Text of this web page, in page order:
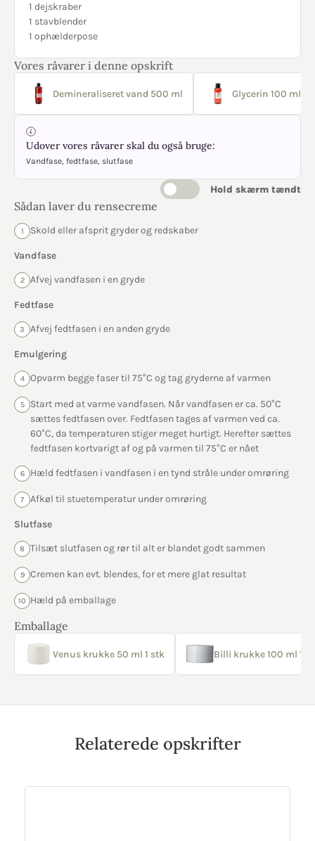
1 dejskraber
1 stavblender
1 ophælderpose
Vores råvarer i denne opskrift
Demineraliseret vand 500 ml Glycerin 100 ml
Udover vores råvarer skal du også bruge:
Vandfase, fedtfase, slutfase
Hold skærm tændt
Sådan laver du rensecreme
1 Skold eller afsprit gryder og redskaber
Vandfase
2 Afvej vandfasen i en gryde
Fedtfase
3 Afvej fedtfasen i en anden gryde
Emulgering
4 Opvarm begge faser til 75°C og tag gryderne af varmen
5
Start med at varme vandfasen. Når vandfasen er ca. 50°C
sættes fedtfasen over. Fedtfasen tages af varmen ved ca.
60°C, da temperaturen stiger meget hurtigt. Herefter sættes
fedtfasen kortvarigt af og på varmen til 75°C er nået
6 Hæld fedtfasen i vandfasen i en tynd stråle under omrøring
7 Afkøl til stuetemperatur under omrøring
Slutfase
8 Tilsæt slutfasen og rør til alt er blandet godt sammen
9 Cremen kan evt. blendes, for et mere glat resultat
10 Hæld på emballage
Emballage
Venus krukke 50 ml 1 stk Billi krukke 100 ml 1
Relaterede opskrifter